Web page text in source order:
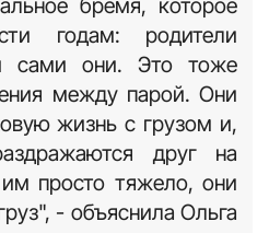
в какую-то злость
Женщины могут
агрессию, когда они
мужей. Сама
то напряжение,
людей, которые
кто кого победит.